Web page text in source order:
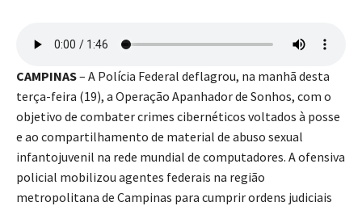
CAMPINAS– A Polícia Federal deflagrou, na manhã desta
terça-feira (19), a Operação Apanhador de Sonhos, com o
objetivo de combater crimes cibernéticos voltados à posse
e ao compartilhamento de material de abuso sexual
infantojuvenil na rede mundial de computadores. A ofensiva
policial mobilizou agentes federais na região
metropolitana de Campinas para cumprir ordens judiciais